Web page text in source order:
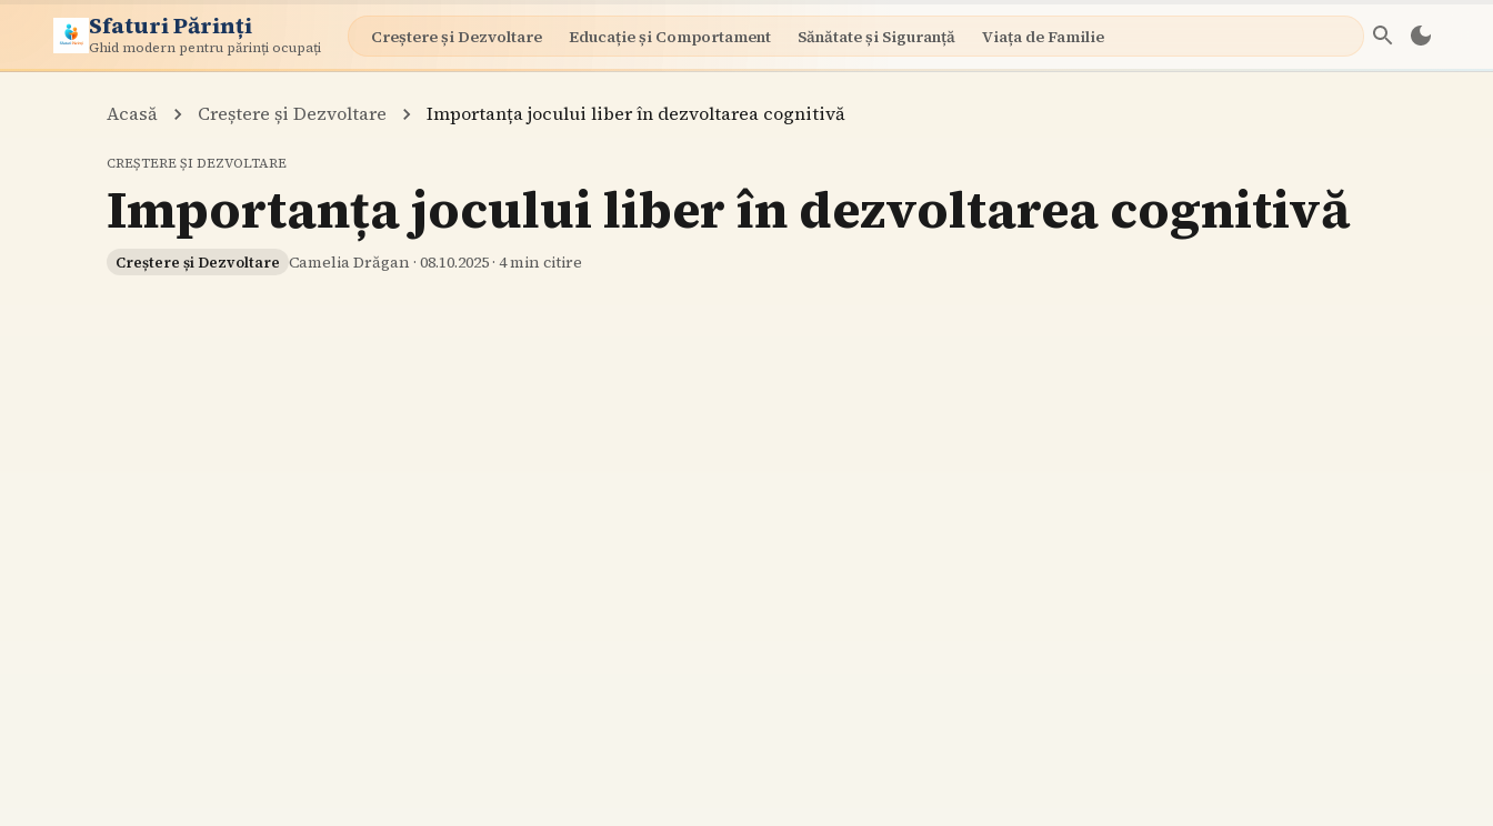
Sfaturi Părinți
Ghid modern pentru părinți ocupați Creștere și Dezvoltare Educație și Comportament Sănătate și Siguranță Viața de Familie
Acasă Creștere și Dezvoltare Importanța jocului liber în dezvoltarea cognitivă
CREȘTERE ȘI DEZVOLTARE
Importanța jocului liber în dezvoltarea cognitivă
Creștere și Dezvoltare Camelia Drăgan · 08.10.2025 · 4min citire